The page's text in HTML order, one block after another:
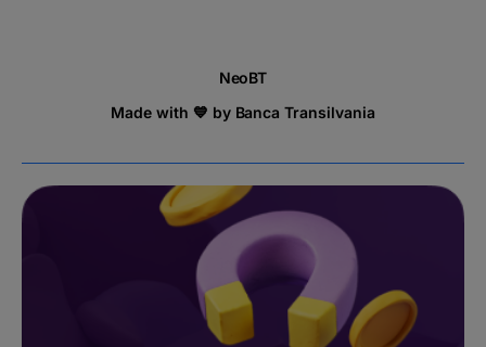
NeoBT
Made with 💙 by Banca Transilvania